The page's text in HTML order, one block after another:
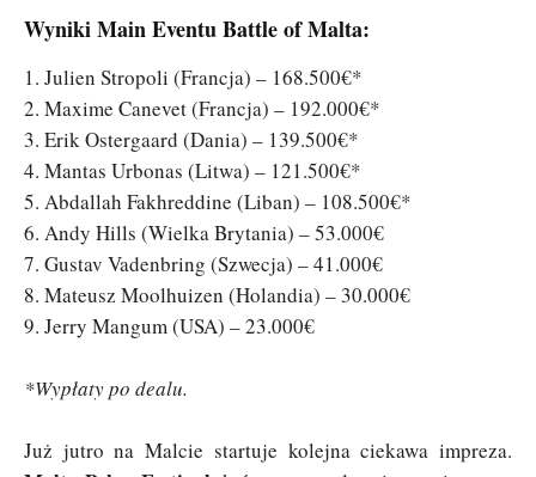
Wyniki Main Eventu Battle of Malta:
1. Julien Stropoli (Francja) – 168.500€*
2. Maxime Canevet (Francja) – 192.000€*
3. Erik Ostergaard (Dania) – 139.500€*
4. Mantas Urbonas (Litwa) – 121.500€*
5. Abdallah Fakhreddine (Liban) – 108.500€*
6. Andy Hills (Wielka Brytania) – 53.000€
7. Gustav Vadenbring (Szwecja) – 41.000€
8. Mateusz Moolhuizen (Holandia) – 30.000€
9. Jerry Mangum (USA) – 23.000€
*Wypłaty po dealu.
Już jutro na Malcie startuje kolejna ciekawa impreza.